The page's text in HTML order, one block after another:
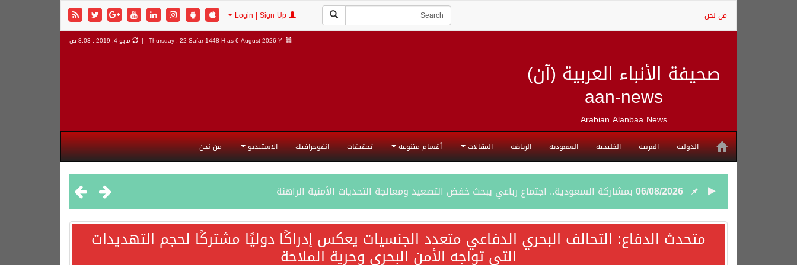
من نحن
صحيفة الأنباء العربية (آن)
aan-news
Arabian Alanbaa News
Thursday , 22 Safar 1448 H as6 August 2026 Y | مايو 4, 2019 , 8:03 ص
الدولية العربية الخليجية السعودية الرياضة المقالات أقسام متنوعة تحقيقات انفوجرافيك الاستيديو من نحن
06/08/2026 بمشاركة السعودية.. اجتماع رباعي يبحث خفض التصعيد ومعالجة التحديات الأمنية الراهنة
05/08/2026وزير الخارجية السعودي: جميع إجراءات إسرائيل الأحادية في أراضي فلسطين باطلة
متحدث الدفاع: التحالف البحري الدفاعي متعدد الجنسيات يعكس إدراكًا دوليًا مشتركًا لحجم التهديدات
التي تواجه الأمن البحري وحرية الملاحة